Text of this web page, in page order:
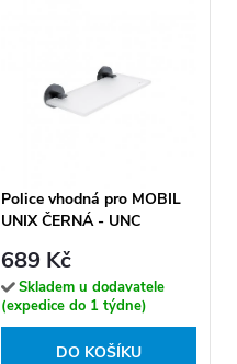
Police vhodná pro MOBIL
UNIX ČERNÁ - UNC
689 Kč
Skladem u dodavatele
(expedice do 1 týdne)
DO KOŠÍKU